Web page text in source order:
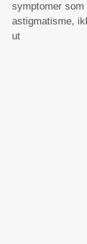
symptomer
astigmatisme,
ut